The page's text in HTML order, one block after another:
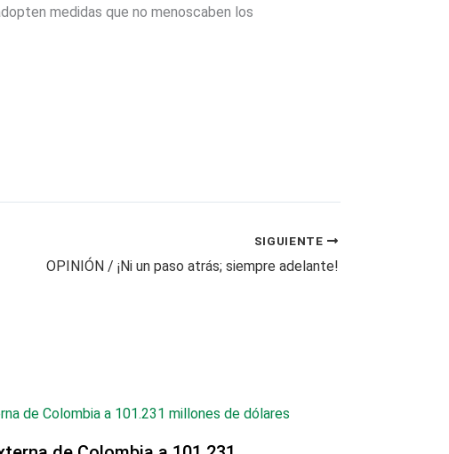
medidas que no menoscaben los
SIGUIENTE
OPINIÓN / ¡Ni un paso atrás; siempre adelante!